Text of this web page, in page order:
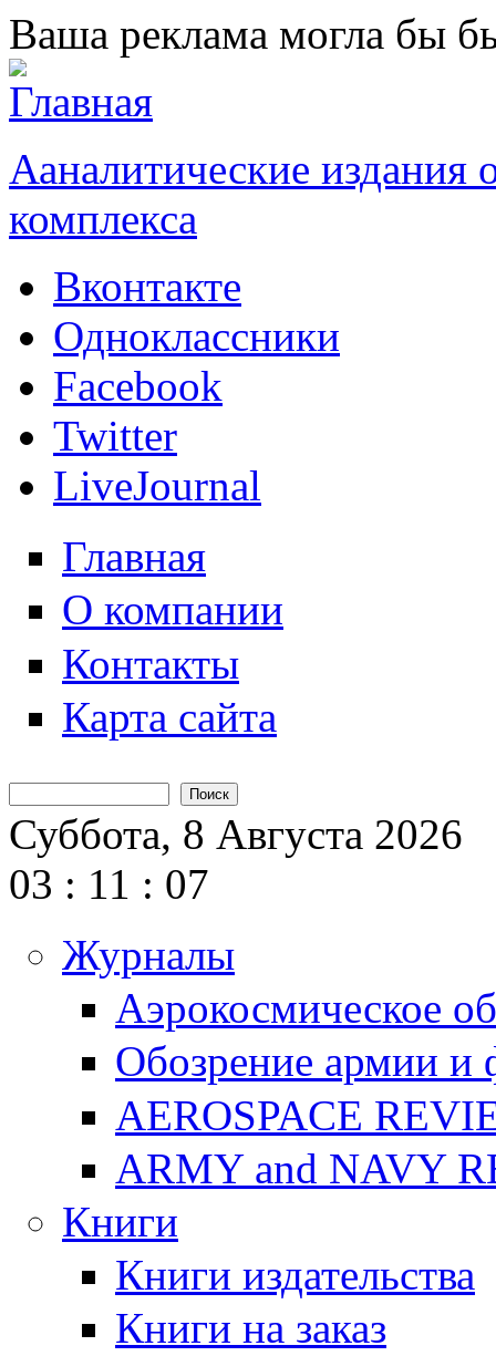
Перейти к основному содержанию
Ваша реклама могла бы
Ааналитические
комплекса
Вконтакте
Одноклассники
Facebook
Twitter
LiveJournal
Главная
О компании
Контакты
Карта сайта
Форма поиска
Суббота, 8 Августа 2026
03 : 11 : 08
Журналы
Аэрокосмическое
Обозрение армии и
AEROSPACE
ARMY and NAVY
Книги
Книги издательства
Книги на заказ